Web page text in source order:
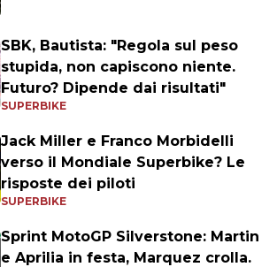
SBK, Bautista: "Regola sul peso
stupida, non capiscono niente.
Futuro? Dipende dai risultati"
SUPERBIKE
Jack Miller e Franco Morbidelli
verso il Mondiale Superbike? Le
risposte dei piloti
SUPERBIKE
Sprint MotoGP Silverstone: Martin
e Aprilia in festa, Marquez crolla.